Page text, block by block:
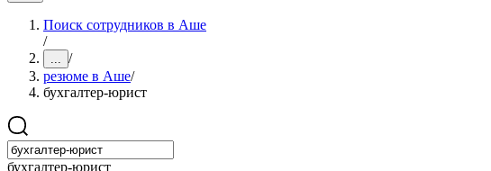
Поиск сотрудников в Аше
/
... /
резюме в Аше/
бухгалтер-юрист
бухгалтер-юрист